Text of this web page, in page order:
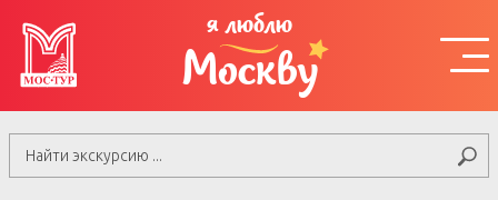
я люблю
Москву